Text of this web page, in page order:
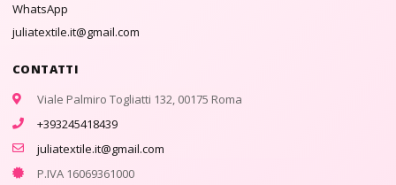
WhatsApp
juliatextile.it@gmail.com
CONTATTI
Viale Palmiro Togliatti 132, 00175 Roma
+393245418439
juliatextile.it@gmail.com
P.IVA 16069361000